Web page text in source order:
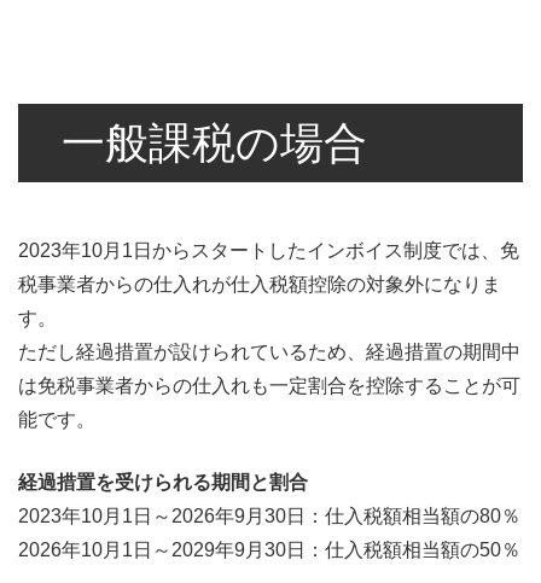
一般課税の場合
2023年10月1日からスタートしたインボイス制度では、免
税事業者からの仕入れが仕入税額控除の対象外になりま
す。
ただし経過措置が設けられているため、経過措置の期間中
は免税事業者からの仕入れも一定割合を控除することが可
能です。
経過措置を受けられる期間と割合
2023年10月1日～2026年9月30日：仕入税額相当額の80％
2026年10月1日～2029年9月30日：仕入税額相当額の50％